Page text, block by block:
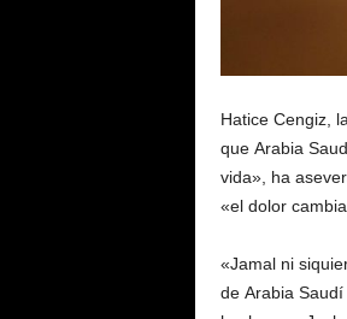
Hatice Cengiz,
que Arabia
vida», ha
«el dolor
«Jamal ni
de Arabia